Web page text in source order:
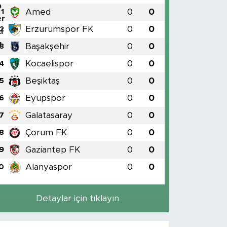
1 Amed 0 0
2 Erzurumspor FK 0 0
3 Başakşehir 0 0
Kocaelispor 0 0
5 Beşiktaş 0 0
Eyüpspor 0 0
Galatasaray 0 0
Çorum FK 0 0
Gaziantep FK 0 0
Alanyaspor 0 0
Detaylar için tıklayın